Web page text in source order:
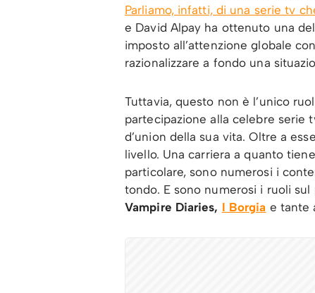
Parliamo, infatti, di una serie tv
e David Alpay ha ottenuto una
imposto all’attenzione globale
razionalizzare a fondo una
Tuttavia, questo non è l’unico
partecipazione alla celebre serie
d’union della sua vita. Oltre a
livello. Una carriera a quanto
particolare, sono numerosi i
tondo. E sono numerosi i ruoli sul
Vampire Diaries, I Borgia e tante